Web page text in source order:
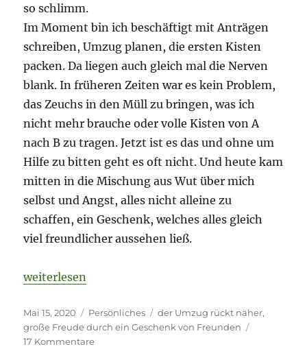
so schlimm.
Im Moment bin ich beschäftigt mit Anträgen
schreiben, Umzug planen, die ersten Kisten
packen. Da liegen auch gleich mal die Nerven
blank. In früheren Zeiten war es kein Problem,
das Zeuchs in den Müll zu bringen, was ich
nicht mehr brauche oder volle Kisten von A
nach B zu tragen. Jetzt ist es das und ohne um
Hilfe zu bitten geht es oft nicht. Und heute kam
mitten in die Mischung aus Wut über mich
selbst und Angst, alles nicht alleine zu
schaffen, ein Geschenk, welches alles gleich
viel freundlicher aussehen ließ.
„Eine große Freude lässt freiliegende Nerven
weiterlesen
Veröffentlicht
am
Mai 15, 2020 Kategorien
Persönliches Schlagwörter
der Umzug rückt näher,
große Freude durch ein Geschenk von Freunden
17 Kommentarezu